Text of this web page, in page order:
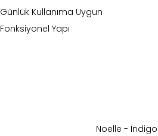
Günlük Kullanıma Uygun
Fonksiyonel Yapı